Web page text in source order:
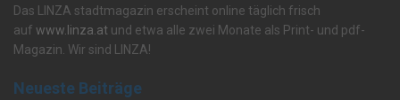
Das LINZA stadtmagazin erscheint online täglich frisch
auf www.linza.at und etwa alle zwei Monate als Print- und pdf-
Magazin. Wir sind LINZA!
Neueste Beiträge